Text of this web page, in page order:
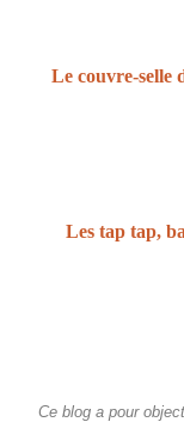
Le couvre-selle
Les tap tap,
Ce blog a pour